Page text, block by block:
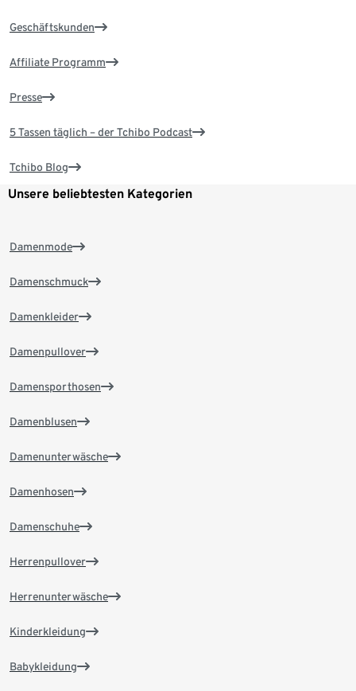
Geschäftskunden
Affiliate Programm
Presse
5 Tassen täglich – der Tchibo Podcast
Tchibo Blog
Unsere beliebtesten Kategorien
Damenmode
Damenschmuck
Damenkleider
Damenpullover
Damensporthosen
Damenblusen
Damenunterwäsche
Damenhosen
Damenschuhe
Herrenpullover
Herrenunterwäsche
Kinderkleidung
Babykleidung